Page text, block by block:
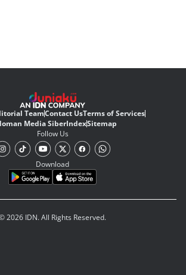
TeamContact UsTerms of Services
Media SiberIndexSitemap
Follow Us
Download
2026 IDN. All Rights Reserved.